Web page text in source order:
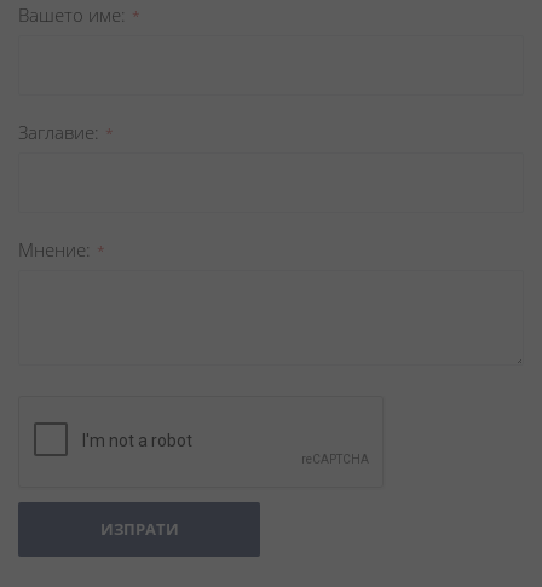
star
stars
stars
stars
stars
Вашето име
Заглавиe
Мнение
ИЗПРАТИ